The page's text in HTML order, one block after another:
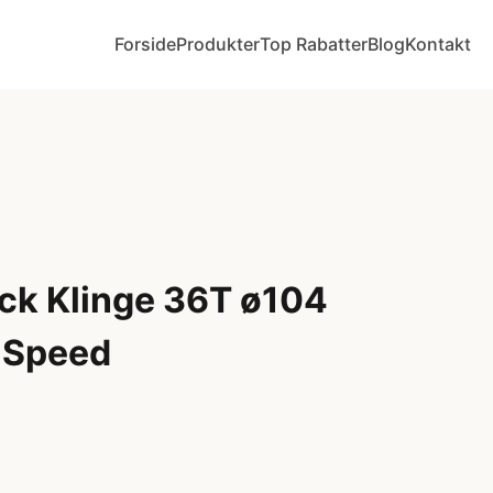
ForsideProdukterTop RabatterBlogKontakt
Klinge 36T ø104